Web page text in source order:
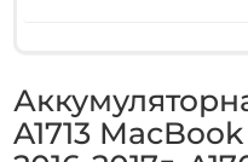
A1713